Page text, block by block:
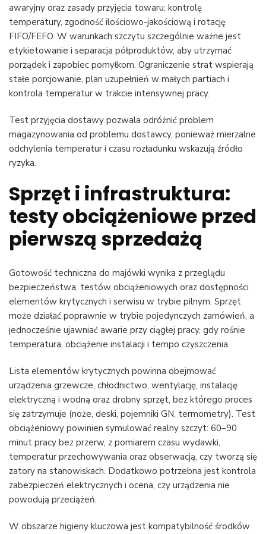
awaryjny oraz zasady przyjęcia towaru: kontrolę
temperatury, zgodność ilościowo-jakościową i rotację
FIFO/FEFO. W warunkach szczytu szczególnie ważne jest
etykietowanie i separacja półproduktów, aby utrzymać
porządek i zapobiec pomyłkom. Ograniczenie strat wspierają
stałe porcjowanie, plan uzupełnień w małych partiach i
kontrola temperatur w trakcie intensywnej pracy.
Test przyjęcia dostawy pozwala odróżnić problem
magazynowania od problemu dostawcy, ponieważ mierzalne
odchylenia temperatur i czasu rozładunku wskazują źródło
ryzyka.
Sprzęt i infrastruktura:
testy obciążeniowe przed
pierwszą sprzedażą
Gotowość techniczna do majówki wynika z przeglądu
bezpieczeństwa, testów obciążeniowych oraz dostępności
elementów krytycznych i serwisu w trybie pilnym. Sprzęt
może działać poprawnie w trybie pojedynczych zamówień, a
jednocześnie ujawniać awarie przy ciągłej pracy, gdy rośnie
temperatura, obciążenie instalacji i tempo czyszczenia.
Lista elementów krytycznych powinna obejmować
urządzenia grzewcze, chłodnictwo, wentylację, instalację
elektryczną i wodną oraz drobny sprzęt, bez którego proces
się zatrzymuje (noże, deski, pojemniki GN, termometry). Test
obciążeniowy powinien symulować realny szczyt: 60–90
minut pracy bez przerw, z pomiarem czasu wydawki,
temperatur przechowywania oraz obserwacją, czy tworzą się
zatory na stanowiskach. Dodatkowo potrzebna jest kontrola
zabezpieczeń elektrycznych i ocena, czy urządzenia nie
powodują przeciążeń.
W obszarze higieny kluczowa jest kompatybilność środków